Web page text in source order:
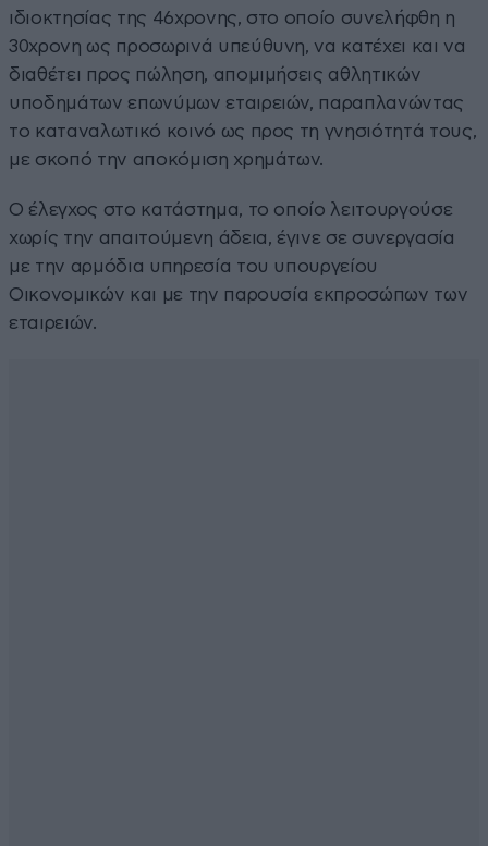
ιδιοκτησίας της 46χρονης, στο οποίο συνελήφθη η
30χρονη ως προσωρινά υπεύθυνη, να κατέχει και να
διαθέτει προς πώληση, απομιμήσεις αθλητικών
υποδημάτων επωνύμων εταιρειών, παραπλανώντας
το καταναλωτικό κοινό ως προς τη γνησιότητά τους,
με σκοπό την αποκόμιση χρημάτων.
Ο έλεγχος στο κατάστημα, το οποίο λειτουργούσε
χωρίς την απαιτούμενη άδεια, έγινε σε συνεργασία
με την αρμόδια υπηρεσία του υπουργείου
Οικονομικών και με την παρουσία εκπροσώπων των
εταιρειών.